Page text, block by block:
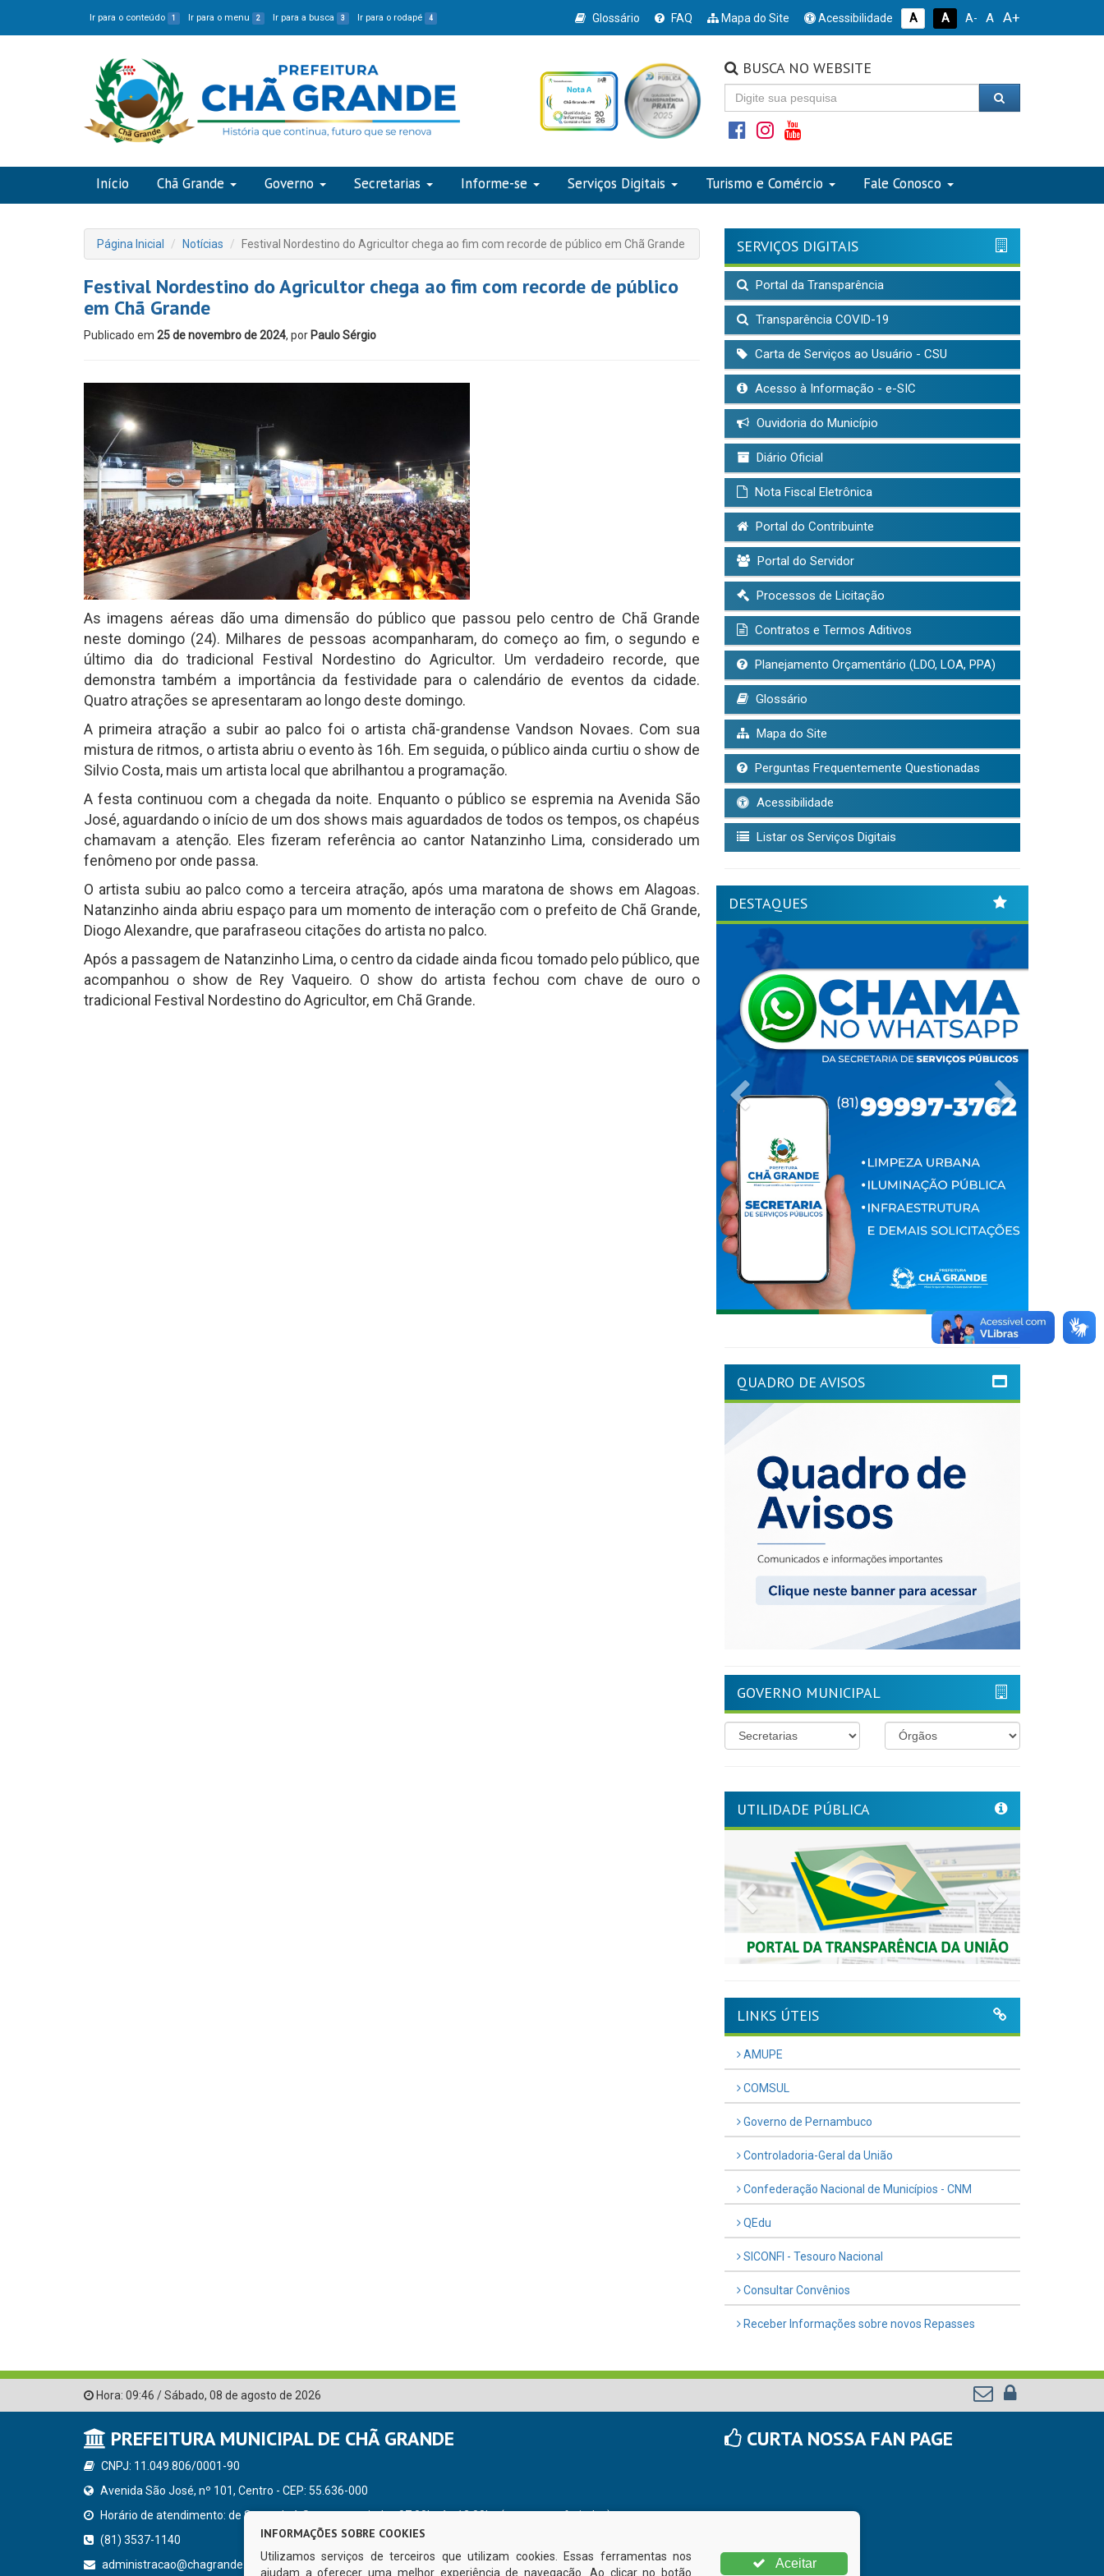
Ir para o conteúdo 1 Ir para o menu 2 Ir para a busca 3 Ir para o rodapé 4 Glossário FAQ Mapa do Site Acessibilidade A A A- A A+
BUSCA NO WEBSITE
Início Chã Grande Governo Secretarias Informe-se Serviços Digitais Turismo e Comércio Fale Conosco
Página Inicial Notícias Festival Nordestino do Agricultor chega ao fim com recorde de público em Chã Grande
Festival Nordestino do Agricultor chega ao fim com recorde de público
em Chã Grande
Publicado em 25 de novembro de 2024, por Paulo Sérgio
As imagens aéreas dão uma dimensão do público que passou pelo centro de Chã Grande
neste domingo (24). Milhares de pessoas acompanharam, do começo ao fim, o segundo e
último dia do tradicional Festival Nordestino do Agricultor. Um verdadeiro recorde, que
demonstra também a importância da festividade para o calendário de eventos da cidade.
Quatro atrações se apresentaram ao longo deste domingo.
A primeira atração a subir ao palco foi o artista chã-grandense Vandson Novaes. Com sua
mistura de ritmos, o artista abriu o evento às 16h. Em seguida, o público ainda curtiu o show de
Silvio Costa, mais um artista local que abrilhantou a programação.
A festa continuou com a chegada da noite. Enquanto o público se espremia na Avenida São
José, aguardando o início de um dos shows mais aguardados de todos os tempos, os chapéus
chamavam a atenção. Eles fizeram referência ao cantor Natanzinho Lima, considerado um
fenômeno por onde passa.
O artista subiu ao palco como a terceira atração, após uma maratona de shows em Alagoas.
Natanzinho ainda abriu espaço para um momento de interação com o prefeito de Chã Grande,
Diogo Alexandre, que parafraseou citações do artista no palco.
Após a passagem de Natanzinho Lima, o centro da cidade ainda ficou tomado pelo público, que
acompanhou o show de Rey Vaqueiro. O show do artista fechou com chave de ouro o
tradicional Festival Nordestino do Agricultor, em Chã Grande.
SERVIÇOS DIGITAIS
Portal da Transparência
Transparência COVID-19
Carta de Serviços ao Usuário - CSU
Acesso à Informação - e-SIC
Ouvidoria do Município
Diário Oficial
Nota Fiscal Eletrônica
Portal do Contribuinte
Portal do Servidor
Processos de Licitação
Contratos e Termos Aditivos
Planejamento Orçamentário (LDO, LOA, PPA)
Glossário
Mapa do Site
Perguntas Frequentemente Questionadas
Acessibilidade
Listar os Serviços Digitais
DESTAQUES
Previous
QUADRO DE AVISOS
GOVERNO MUNICIPAL
UTILIDADE PÚBLICA
Previous
LINKS ÚTEIS
AMUPE
COMSUL
Governo de Pernambuco
Controladoria-Geral da União
Confederação Nacional de Municípios - CNM
QEdu
SICONFI - Tesouro Nacional
Consultar Convênios
Receber Informações sobre novos Repasses
Hora: 09:46 /Sábado, 08 de agosto de 2026
PREFEITURA MUNICIPAL DE CHÃ GRANDE
CNPJ: 11.049.806/0001-90
Avenida São José, nº 101, Centro - CEP: 55.636-000
Horário de atendimento: de Segunda à Sexta, a partir das 07:00hs às 13:00hs (exceto nos feriados)
(81) 3537-1140
administracao@chagrande.pe.gov.br
CURTA NOSSA FAN PAGE
INFORMAÇÕES SOBRE COOKIES
Utilizamos serviços de terceiros que utilizam cookies. Essas ferramentas nos
ajudam a oferecer uma melhor experiência de navegação. Ao clicar no botão
Aceitar